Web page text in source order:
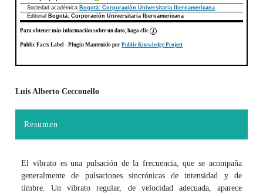
Sociedad académica Bogotá: Corporación Universitaria Iberoamericana
Editorial
Bogotá: Corporación Universitaria Iberoamericana
Para obtener más información sobre un dato, haga clic
Public Facts Label - Plugin Mantenido porPublic Knowledge Project
Contenido principal del artículo
Luis Alberto Cecconello
Resumen
El vibrato es una pulsación de la frecuencia, que se acompaña
generalmente de pulsaciones sincrónicas de intensidad y de
timbre. Un vibrato regular, de velocidad adecuada, aparece